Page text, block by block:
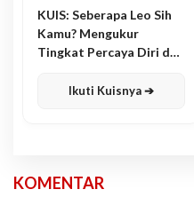
KUIS: Seberapa Leo Sih
Kamu? Mengukur
Tingkat Percaya Diri dan
Ikuti Kuisnya ➔
KOMENTAR